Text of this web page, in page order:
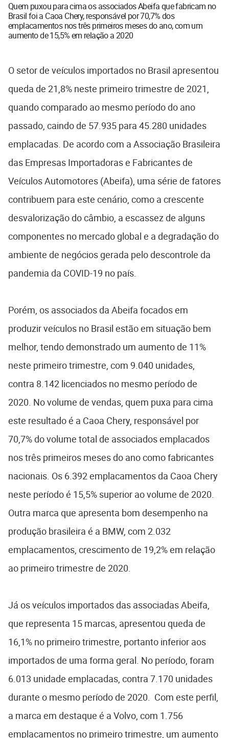
Quem puxou para cima os associados Abeifa que fabricam no
Brasil foi a Caoa Chery, responsável por 70,7% dos
emplacamentos nos três primeiros meses do ano, com um
aumento de 15,5% em relação a 2020
O setor de veículos importados no Brasil apresentou
queda de 21,8% neste primeiro trimestre de 2021,
quando comparado ao mesmo período do ano
passado, caindo de 57.935 para 45.280 unidades
emplacadas. De acordo com a Associação Brasileira
das Empresas Importadoras e Fabricantes de
Veículos Automotores (Abeifa), uma série de fatores
contribuem para este cenário, como a crescente
desvalorização do câmbio, a escassez de alguns
componentes no mercado global e a degradação do
ambiente de negócios gerada pelo descontrole da
pandemia da COVID-19 no país.
Porém, os associados da Abeifa focados em
produzir veículos no Brasil estão em situação bem
melhor, tendo demonstrado um aumento de 11%
neste primeiro trimestre, com 9.040 unidades,
contra 8.142 licenciados no mesmo período de
2020. No volume de vendas, quem puxa para cima
este resultado é a Caoa Chery, responsável por
70,7% do volume total de associados emplacados
nos três primeiros meses do ano como fabricantes
nacionais. Os 6.392 emplacamentos da Caoa Chery
neste período é 15,5% superior ao volume de 2020.
Outra marca que apresenta bom desempenho na
produção brasileira é a BMW, com 2.032
emplacamentos, crescimento de 19,2% em relação
ao primeiro trimestre de 2020.
Já os veículos importados das associadas Abeifa,
que representa 15 marcas, apresentou queda de
16,1% no primeiro trimestre, portanto inferior aos
importados de uma forma geral. No período, foram
6.013 unidade emplacadas, contra 7.170 unidades
durante o mesmo período de 2020. Com este perfil,
a marca em destaque é a Volvo, com 1.756
emplacamentos no primeiro trimestre, um aumento